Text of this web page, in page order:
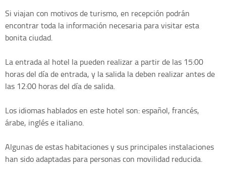
Si viajan con motivos de turismo, en recepción podrán
encontrar toda la información necesaria para visitar esta
bonita ciudad.
La entrada al hotel la pueden realizar a partir de las 15:00
horas del día de entrada, y la salida la deben realizar antes de
las 12:00 horas del día de salida.
Los idiomas hablados en este hotel son: español, francés,
árabe, inglés e italiano.
Algunas de estas habitaciones y sus principales instalaciones
han sido adaptadas para personas con movilidad reducida.